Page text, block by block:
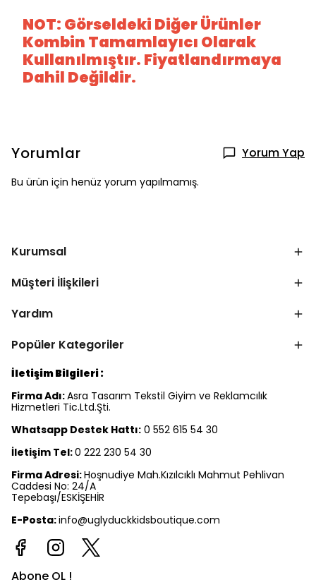
NOT: Görseldeki Diğer Ürünler
Kombin Tamamlayıcı Olarak
Kullanılmıştır. Fiyatlandırmaya
Dahil Değildir.
Yorumlar Yorum Yap
Bu ürün için henüz yorum yapılmamış.
Kurumsal
Müşteri İlişkileri
Yardım
Popüler Kategoriler
İletişim Bilgileri :
Firma Adı:Asra Tasarım Tekstil Giyim ve Reklamcılık
Hizmetleri Tic.Ltd.Şti.
Whatsapp Destek Hattı: 0 552 615 54 30
İletişim Tel:0 222 230 54 30
Firma Adresi:Hoşnudiye Mah.Kızılcıklı Mahmut Pehlivan
Caddesi No: 24/A
Tepebaşı/ESKİŞEHİR
E-Posta:info@uglyduckkidsboutique.com
Abone OL !